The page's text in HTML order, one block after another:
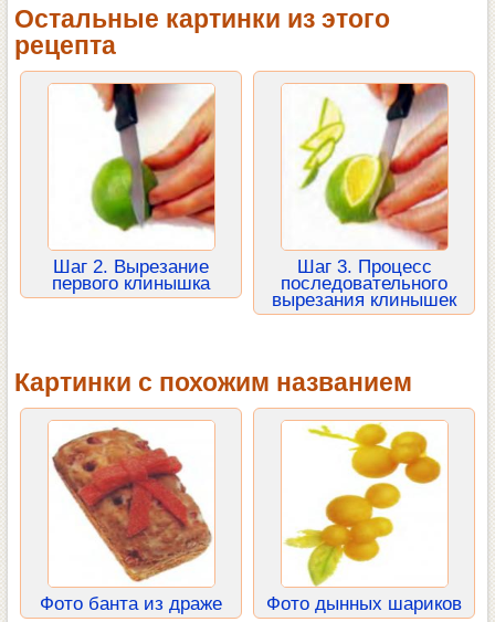
Остальные картинки из этого
рецепта
Шаг 2. Вырезание
первого клинышка
Шаг 3. Процесс
последовательного
вырезания клинышек
Картинки с похожим названием
Фото банта из драже Фото дынных шариков